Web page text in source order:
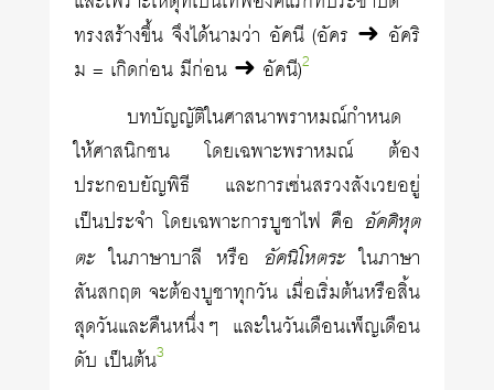
ทรงสร้างขึ้น จึงได้นามว่า อัคนี (อัคร ➜ อัคริ
ม = เกิดก่อน มีก่อน ➜ อัคนี)2
บทบัญญัติในศาสนาพราหมณ์กำหนด
ให้ศาสนิกชน โดยเฉพาะพราหมณ์ ต้อง
ประกอบยัญพิธี และการเซ่นสรวงสังเวยอยู่
เป็นประจำ โดยเฉพาะการบูชาไฟ คือ อัคคิหุต
ตะในภาษาบาลี หรือ อัคนิโหตระในภาษา
สันสกฤต จะต้องบูชาทุกวัน เมื่อเริ่มต้นหรือสิ้น
สุดวันและคืนหนึ่งๆ และในวันเดือนเพ็ญเดือน
ดับ เป็นต้น3